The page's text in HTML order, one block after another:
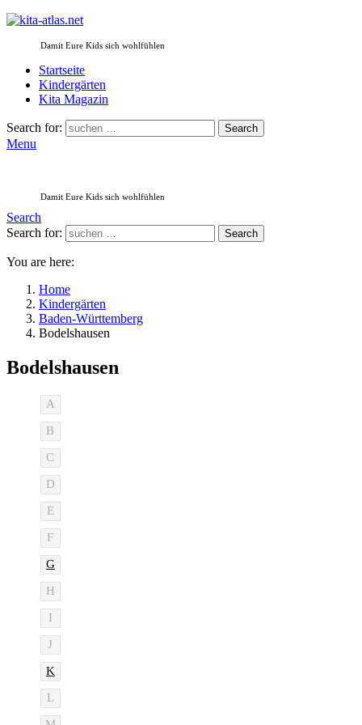
Damit Eure Kids sich wohlfühlen
Startseite
Kindergärten
Kita Magazin
Search for: Search
Menu
Damit Eure Kids sich wohlfühlen
Search
Search for:
Search
You are here:
Home
Kindergärten
Baden-Württemberg
Bodelshausen
Bodelshausen
A
B
C
D
E
F
G
H
I
J
K
L